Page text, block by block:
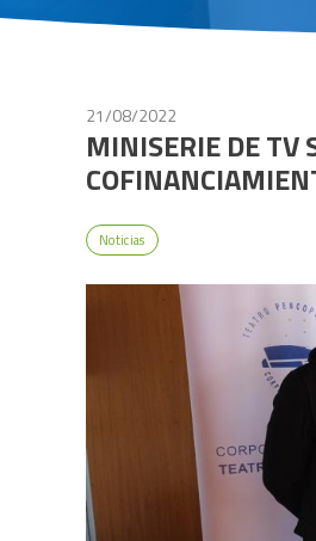
21/08/2022
MINISERIE DE TV
Noticias